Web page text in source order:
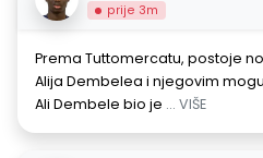
prije 3m
Prema Tuttomercatu, postoje
Alija Dembelea i njegovim
Ali Dembele bio je ... VIŠE